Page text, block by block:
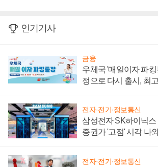
인기기사
금융
우체국 '매일이자 파
정으로 다시 출시, 최
전자·전기·정보통신
삼성전자 SK하이닉스
증권가 '고점' 시각 나
전자·전기·정보통신